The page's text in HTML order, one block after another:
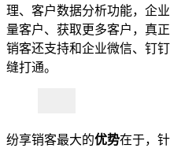
理、客户数据分析功能，企
量客户、获取更多客户，真
销客还支持和企业微信、钉
缝打通。
纷享销客最大的优势在于，